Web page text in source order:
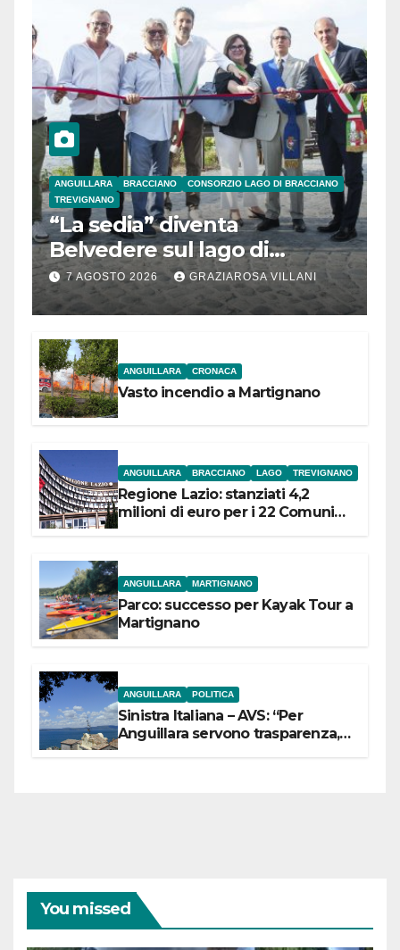
ANGUILLARA BRACCIANO
CONSORZIO LAGO DI BRACCIANO
TREVIGNANO
“La sedia” diventa
Belvedere sul lago di
Bracciano: ieri
l’inaugurazione
7 AGOSTO 2026 GRAZIAROSA VILLANI
ANGUILLARA CRONACA
Vasto incendio a Martignano
ANGUILLARA BRACCIANO LAGO TREVIGNANO
Regione Lazio: stanziati 4,2
milioni di euro per i 22 Comuni
ANGUILLARA MARTIGNANO
Parco: successo per Kayak Tour a
Martignano
ANGUILLARA POLITICA
Sinistra Italiana – AVS: “Per
Anguillara servono trasparenza,
You missed